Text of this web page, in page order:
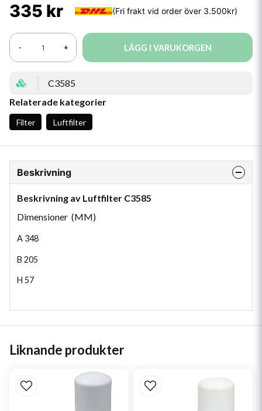
335 kr
- + LÄGG I VARUKORGEN
C3585
Relaterade kategorier
Filter Luftfilter
Beskrivning
Beskrivning av Luftfilter C3585
Dimensioner (MM)
A 348
B 205
H 57
Liknande produkter